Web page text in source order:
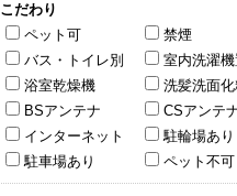
こだわり
ペット可
禁煙
バス・トイレ別
室内洗濯
浴室乾燥機
洗髪洗面化
BSアンテナ
CSアンテ
インターネット
駐輪場あり
駐車場あり
ペット不可